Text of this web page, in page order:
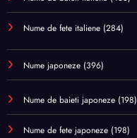
Nume de fete italiene (284)
Nume japoneze (396)
Nume de baieti japoneze (198)
Nume de fete japoneze (198)